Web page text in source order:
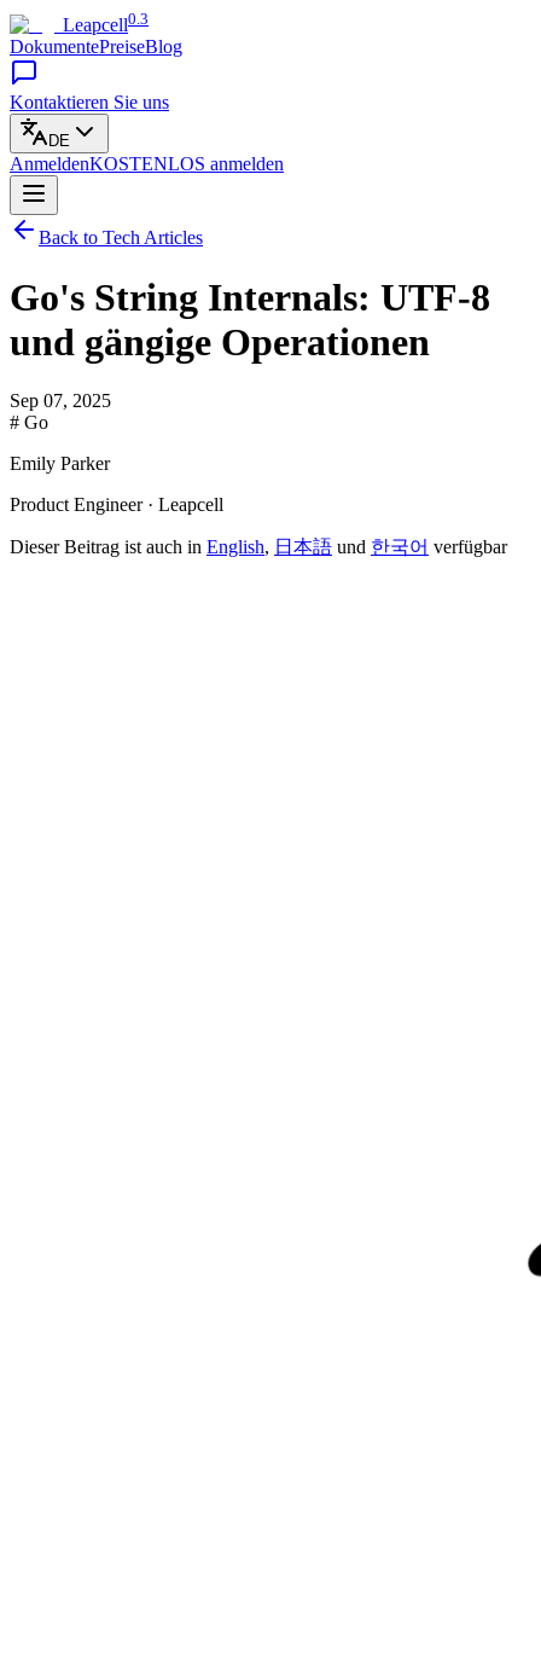
Leapcell0.3
DokumentePreiseBlog
Kontaktieren Sie uns
DE
AnmeldenKOSTENLOS anmelden
Back to Tech Articles
Go's String Internals: UTF-8
und gängige Operationen
Sep 07, 2025
# Go
Emily Parker
Product Engineer · Leapcell
Dieser Beitrag ist auch in English, 日本語 und 한국어 verfügbar